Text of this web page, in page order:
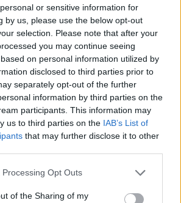
or sensitive information for
by us, please use the below opt-out
selection. Please note that after your
you may continue seeing
on personal information utilized by
disclosed to third parties prior to
separately opt-out of the further
information by third parties on the
participants. This information may
us to third parties on the IAB’s List of
that may further disclose it to other
website/app uses one or more Google
or usage behaviour. You may click to
Opt Outs
of the Sharing of my
νεότερων γενεών